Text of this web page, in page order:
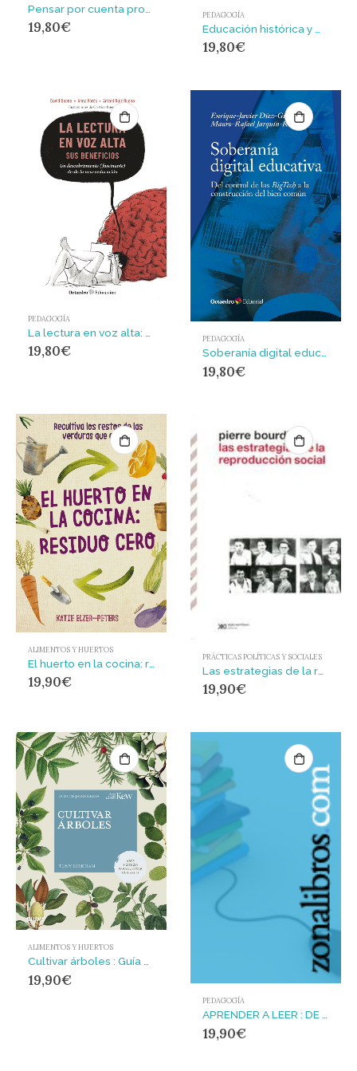
19,80€
PEDAGOGÍA
19,80€
PEDAGOGÍA
19,80€
PEDAGOGÍA
19,80€
ALIMENTOS Y HUERTOS
19,90€
PRÁCTICAS POLÍTICAS Y SOCIALES
19,90€
ALIMENTOS Y HUERTOS
19,90€
PEDAGOGÍA
APRENDER A LEER : DE LAS CIENCIAS COGNITIVAS AL AULA
19,90€